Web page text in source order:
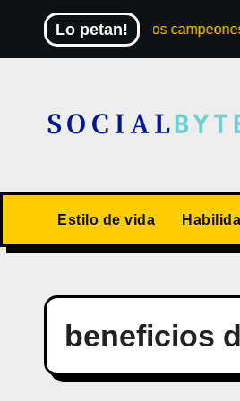
contenido
Lo petan!
El Mundial de los campeones sin
Estilo de vida
beneficios